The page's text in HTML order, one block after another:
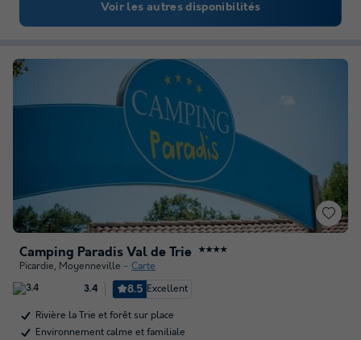
Voir les autres disponibilités
Camping Paradis Val de Trie ★★★★
Picardie, Moyenneville Carte
3.4 8.5 Excellent
Rivière la Trie et forêt sur place
Environnement calme et familiale